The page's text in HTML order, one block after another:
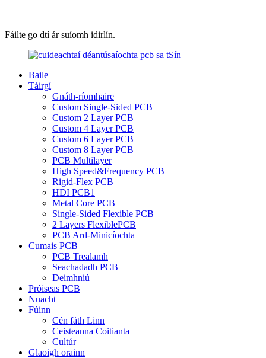
Fáilte go dtí ár suíomh idirlín.
Baile
Táirgí
Gnáth-ríomhaire
Custom Single-Sided PCB
Custom 2 Layer PCB
Custom 4 Layer PCB
Custom 6 Layer PCB
Custom 8 Layer PCB
PCB Multilayer
High Speed&Frequency PCB
Rigid-Flex PCB
HDI PCB1
Metal Core PCB
Single-Sided Flexible PCB
2 Layers FlexiblePCB
PCB Ard-Minicíochta
Cumais PCB
PCB Trealamh
Seachadadh PCB
Deimhniú
Próiseas PCB
Nuacht
Fúinn
Cén fáth Linn
Ceisteanna Coitianta
Cultúr
Glaoigh orainn